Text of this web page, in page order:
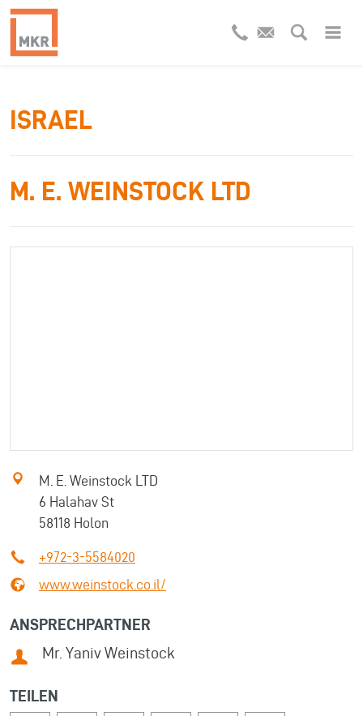
ISRAEL
M. E. WEINSTOCK LTD
M. E. Weinstock LTD
6 Halahav St
58118 Holon
+972-3-5584020
www.weinstock.co.il/
ANSPRECHPARTNER
Mr. Yaniv Weinstock
TEILEN